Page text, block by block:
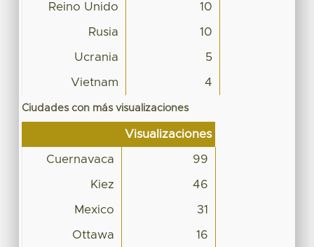
Reino Unido 10
Rusia 10
Ucrania 5
Vietnam 4
Ciudades con más visualizaciones
Visualizaciones
Cuernavaca 99
Kiez 46
Mexico 31
Ottawa 16